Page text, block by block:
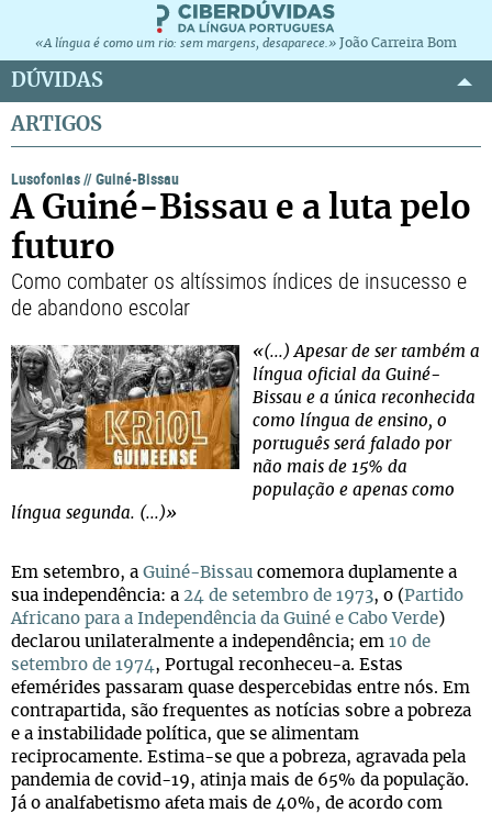
«A língua é como um rio: sem margens, desaparece.» João Carreira Bom
DÚVIDAS
ARTIGOS
Lusofonias//Guiné-Bissau
A Guiné-Bissau e a luta pelo
futuro
Como combater os altíssimos índices de insucesso e
de abandono escolar
«(...) Apesar de ser também a
língua oficial da Guiné-
Bissau e a única reconhecida
como língua de ensino, o
português será falado por
não mais de 15% da
população e apenas como
língua segunda. (...)»
Em setembro, a Guiné-Bissau comemora duplamente a
sua independência: a 24 de setembro de 1973, o (Partido
Africano para a Independência da Guiné e Cabo Verde)
declarou unilateralmente a independência; em 10 de
setembro de 1974, Portugal reconheceu-a. Estas
efemérides passaram quase despercebidas entre nós. Em
contrapartida, são frequentes as notícias sobre a pobreza
e a instabilidade política, que se alimentam
reciprocamente. Estima-se que a pobreza, agravada pela
pandemia de covid-19, atinja mais de 65% da população.
Já o analfabetismo afeta mais de 40%, de acordo com